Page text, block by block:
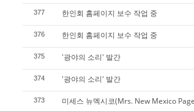
377 한인회 홈페이지 보수 작업 중
376 한인회 홈페이지 보수 작업 중
375 '광야의 소리' 발간
374 '광야의 소리' 발간
373 미세스 뉴멕시코(Mrs. New Mexico